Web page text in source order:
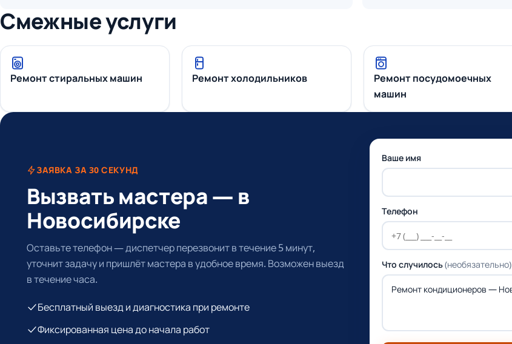
Смежные услуги
Ремонт стиральных машин Ремонт холодильников
Ремонт посудомоечных
машин
ЗАЯВКА ЗА 30 СЕКУНД
Вызвать мастера — в
Новосибирске
Оставьте телефон — диспетчер перезвонит в течение 5 минут,
уточнит задачу и пришлёт мастера в удобное время. Возможен выезд
в течение часа.
Бесплатный выезд и диагностика при ремонте
Фиксированная цена до начала работ
Ваше имя
Телефон
Что случилось(необязательно)